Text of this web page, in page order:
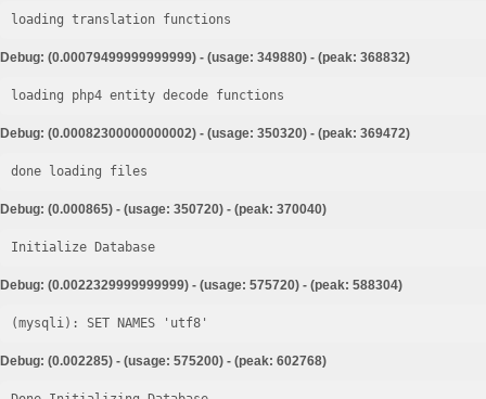
loading translation functions
Debug: (0.00079499999999999) - (usage: 349880) - (peak: 368832)
loading php4 entity decode functions
Debug: (0.00082300000000002) - (usage: 350320) - (peak: 369472)
done loading files
Debug: (0.000865) - (usage: 350720) - (peak: 370040)
Initialize Database
Debug: (0.0022329999999999) - (usage: 575720) - (peak: 588304)
Debug: (0.002285) - (usage: 575200) - (peak: 602768)